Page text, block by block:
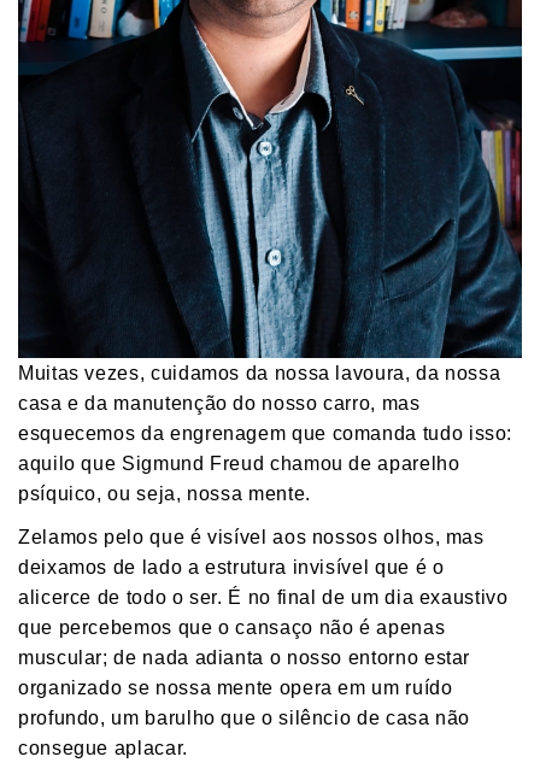
Muitas vezes, cuidamos da nossa lavoura, da nossa
casa e da manutenção do nosso carro, mas
esquecemos da engrenagem que comanda tudo isso:
aquilo que Sigmund Freud chamou de aparelho
psíquico, ou seja, nossa mente.
​Zelamos pelo que é visível aos nossos olhos, mas
deixamos de lado a estrutura invisível que é o
alicerce de todo o ser. É no final de um dia exaustivo
que percebemos que o cansaço não é apenas
muscular; de nada adianta o nosso entorno estar
organizado se nossa mente opera em um ruído
profundo, um barulho que o silêncio de casa não
consegue aplacar.